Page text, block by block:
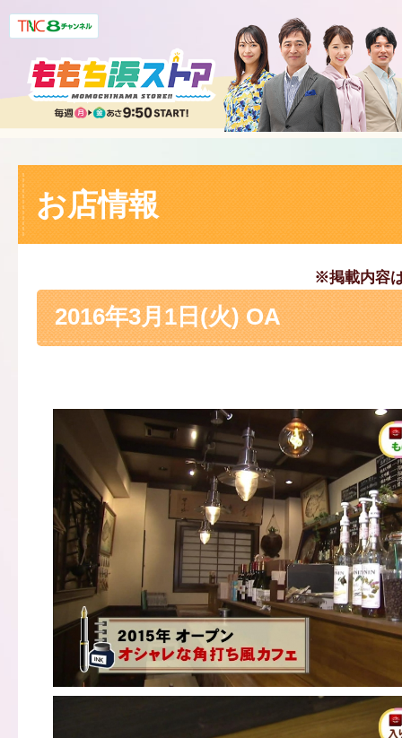
お店情報
※掲載内容
2016年3月1日(火) OA